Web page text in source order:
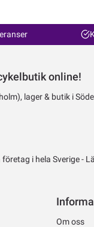
online!
lager & butik i
i hela Sverige -
Om oss